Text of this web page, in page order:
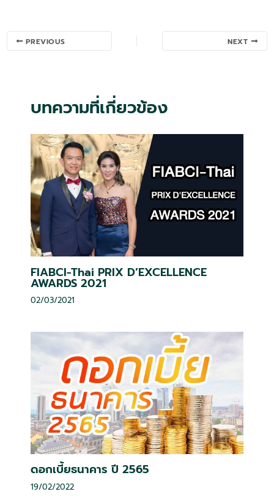
Post
navigation
PREVIOUS NEXT
บทความที่เกี่ยวข้อง
FIABCI-Thai PRIX D’EXCELLENCE
AWARDS 2021
02/03/2021
ดอกเบี้ยธนาคาร ปี 2565
19/02/2022